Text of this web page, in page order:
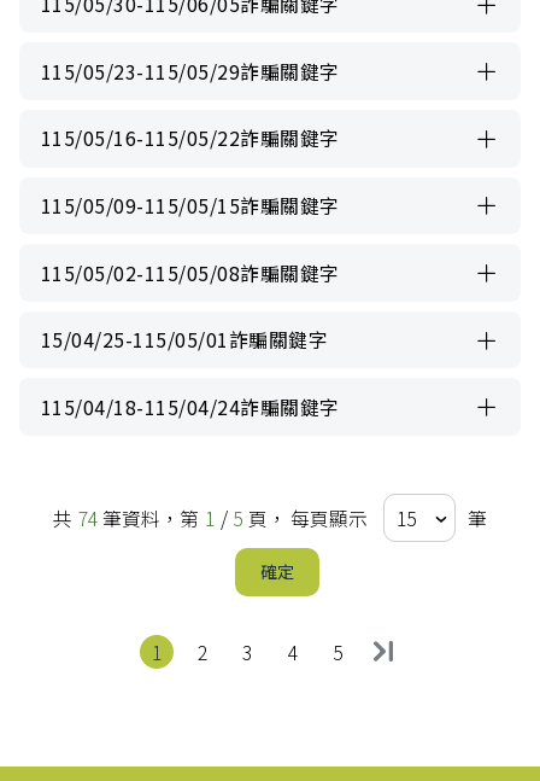
115/05/23-115/05/29詐騙關鍵字
115/05/16-115/05/22詐騙關鍵字
115/05/09-115/05/15詐騙關鍵字
115/05/02-115/05/08詐騙關鍵字
15/04/25-115/05/01詐騙關鍵字
115/04/18-115/04/24詐騙關鍵字
共 74 筆資料，第 1 / 5 頁， 每頁顯示 筆
確定
第
1 頁 第
2頁 第
3 第
4頁 第
5頁